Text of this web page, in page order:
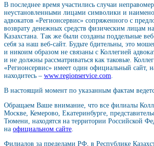
В последнее время участились случаи
неустановленными лицами символики и
адвокатов «Регионсервис» сопряженного с
возврату денежных средств физическим лицам
Казахстана. Так же были созданы поддельные
себя за наш веб-сайт. Будьте бдительны, это
и никоим образом не связаны с Коллегией
и не должны рассматриваться как таковые.
«Регионсервис» имеет один официальный сайт,
находитесь – www.regionservice.com
В настоящий момент по указанным фактам
Обращаем Ваше внимание, что все филиалы
Москве, Кемерово, Екатеринбурге,
Тюмени, находятся на территории Российской
на официальном сайте
Филиалов за пределами РФ, в Республике